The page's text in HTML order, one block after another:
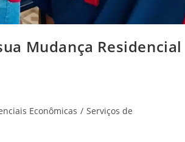
Mudança Residencial
Econômicas / Serviços de